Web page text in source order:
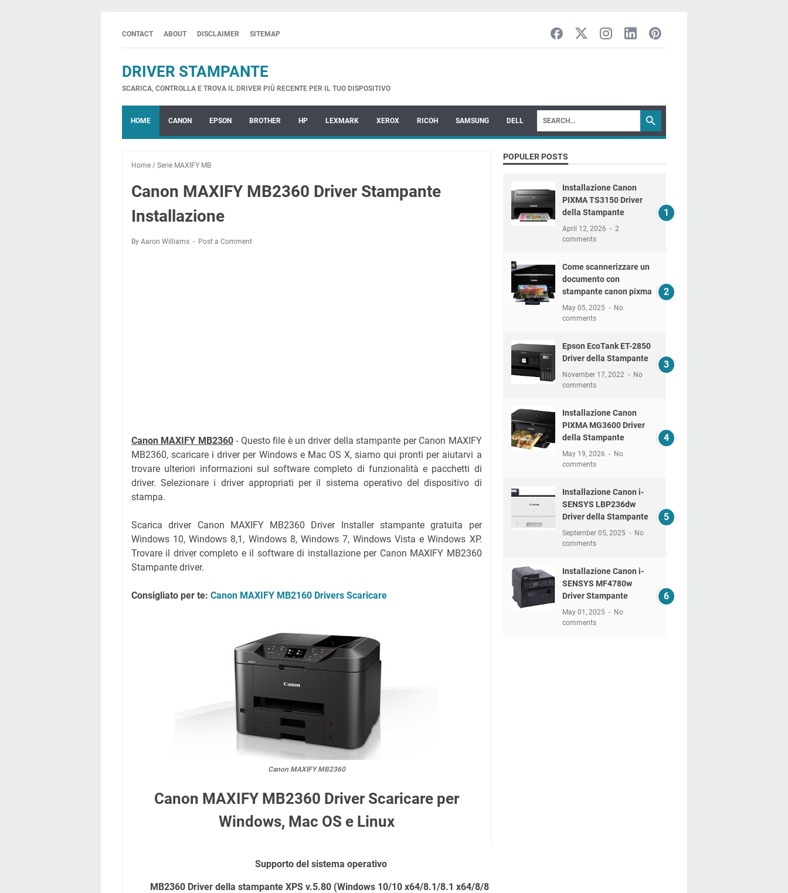
CONTACT ABOUT DISCLAIMER SITEMAP
DRIVER STAMPANTE
SCARICA, CONTROLLA E TROVA IL DRIVER PIÙ RECENTE PER IL TUO DISPOSITIVO
HOME CANON EPSON BROTHER HP LEXMARK XEROX RICOH SAMSUNG DELL
Home / Serie MAXIFY MB
Canon MAXIFY MB2360 Driver Stampante
Installazione
By Aaron Williams Post a Comment
Canon MAXIFY MB2360- Questo file è un driver della stampante per Canon MAXIFY
MB2360, scaricare i driver per Windows e Mac OS X, siamo qui pronti per aiutarvi a
trovare ulteriori informazioni sul software completo di funzionalità e pacchetti di
driver. Selezionare i driver appropriati per il sistema operativo del dispositivo di
stampa.
Scarica driver Canon MAXIFY MB2360 Driver Installer stampante gratuita per
Windows 10, Windows 8,1, Windows 8, Windows 7, Windows Vista e Windows XP.
Trovare il driver completo e il software di installazione per Canon MAXIFY MB2360
Stampante driver.
Consigliato per te: Canon MAXIFY MB2160 Drivers Scaricare
Canon MAXIFY MB2360
Canon MAXIFY MB2360 Driver Scaricare per
Windows, Mac OS e Linux
Supporto del sistema operativo
MB2360 Driver della stampante XPS v.5.80 (Windows 10/10 x64/8.1/8.1 x64/8/8
POPULER POSTS
Installazione Canon
PIXMA TS3150 Driver
della Stampante
April 12, 2026
2
comments
Come scannerizzare un
documento con
stampante canon pixma
May 05, 2025
No
comments
Epson EcoTank ET-2850
Driver della Stampante
November 17, 2022
No
comments
Installazione Canon
PIXMA MG3600 Driver
della Stampante
May 19, 2026
No
comments
Installazione Canon i-
SENSYS LBP236dw
Driver della Stampante
September 05, 2025
No
comments
Installazione Canon i-
SENSYS MF4780w
Driver Stampante
May 01, 2025
No
comments